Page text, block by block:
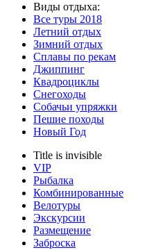
Виды отдыха:
Все туры 2018
Летний отдых
Зимний отдых
Сплавы по рекам
Джиппинг
Квадроциклы
Снегоходы
Собачьи упряжки
Пешие походы
Новый Год
Title is invisible
VIP
Рыбалка
Комбинированные
Велотуры
Экскурсии
Размещение
Заброска